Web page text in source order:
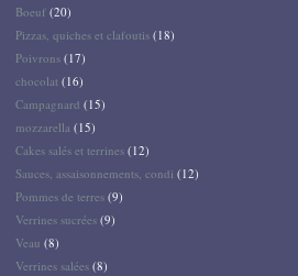
Boeuf (20)
Pizzas, quiches et clafoutis (18)
Poivrons (17)
chocolat (16)
Campagnard (15)
mozzarella (15)
Cakes salés et terrines (12)
Sauces, assaisonnements, condi (12)
Pommes de terres (9)
Verrines sucrées (9)
Veau (8)
Verrines salées (8)